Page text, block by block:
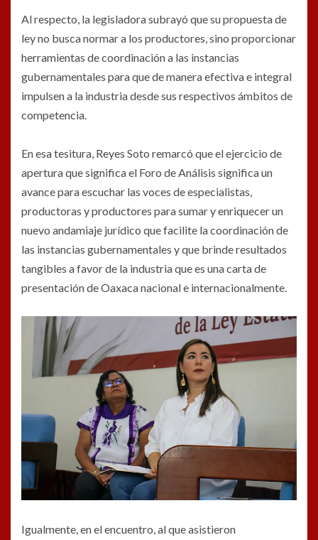
Al respecto, la legisladora subrayó que su propuesta de
ley no busca normar a los productores, sino proporcionar
herramientas de coordinación a las instancias
gubernamentales para que de manera efectiva e integral
impulsen a la industria desde sus respectivos ámbitos de
competencia.
En esa tesitura, Reyes Soto remarcó que el ejercicio de
apertura que significa el Foro de Análisis significa un
avance para escuchar las voces de especialistas,
productoras y productores para sumar y enriquecer un
nuevo andamiaje jurídico que facilite la coordinación de
las instancias gubernamentales y que brinde resultados
tangibles a favor de la industria que es una carta de
presentación de Oaxaca nacional e internacionalmente.
Igualmente, en el encuentro, al que asistieron